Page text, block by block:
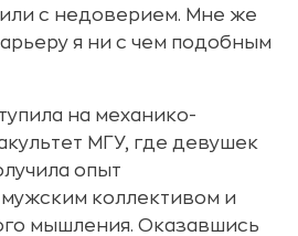
с недоверием. Мне же
я ни с чем подобным
на механико-
МГУ, где девушек
опыт
коллективом и
мышления. Оказавшись